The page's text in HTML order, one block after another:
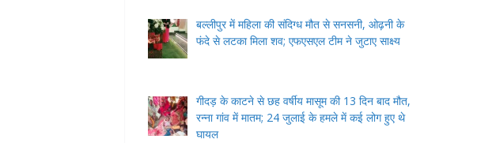
बल्लीपुर में महिला की संदिग्ध मौत से सनसनी, ओढ़नी के
फंदे से लटका मिला शव; एफएसएल टीम ने जुटाए साक्ष्य
गीदड़ के काटने से छह वर्षीय मासूम की 13 दिन बाद मौत,
रन्ना गांव में मातम; 24 जुलाई के हमले में कई लोग हुए थे
घायल